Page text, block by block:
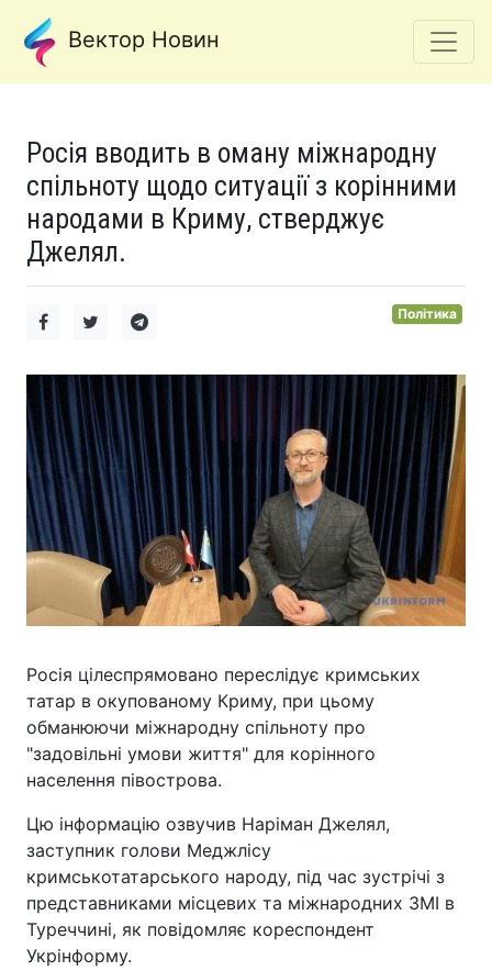
Вектор Новин
Росія вводить в оману міжнародну
спільноту щодо ситуації з корінними
народами в Криму, стверджує
Джелял.
Політика
Росія цілеспрямовано переслідує кримських
татар в окупованому Криму, при цьому
обманюючи міжнародну спільноту про
"задовільні умови життя" для корінного
населення півострова.
Цю інформацію озвучив Наріман Джелял,
заступник голови Меджлісу
кримськотатарського народу, під час зустрічі з
представниками місцевих та міжнародних ЗМІ в
Туреччині, як повідомляє кореспондент
Укрінформу.